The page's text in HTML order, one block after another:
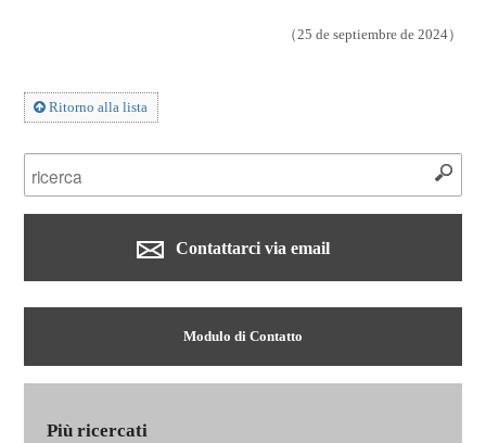
（25 de septiembre de 2024）
Ritorno alla lista
Contattarci via email
Modulo di Contatto
Più ricercati